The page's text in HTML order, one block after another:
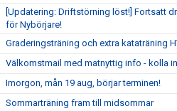
[Updatering: Driftstörning löst!] Fortsatt
för Nybörjare!
Graderingsträning och extra kataträning
Välkomstmail med matnyttig info - kolla
Imorgon, mån 19 aug, börjar terminen!
Sommarträning fram till midsommar